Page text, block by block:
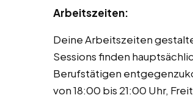
Arbeitszeiten:
Deine Arbeitszeiten
Sessions finden
Berufstätigen
von 18:00 bis 21:00 Uhr,